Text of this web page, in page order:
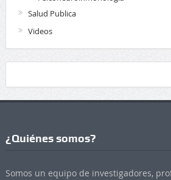
Salud Publica
Videos
¿Quiénes somos?
Somos un equipo de investigadores,